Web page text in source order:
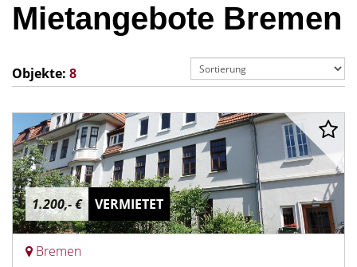
Mietangebote Bremen
Objekte: 8
1.200,- € VERMIETET
Bremen